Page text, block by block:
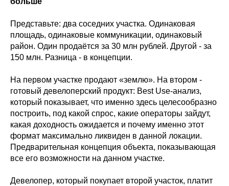
Представьте: два соседних участка. Одинаковая
площадь, одинаковые коммуникации, одинаковый
район. Один продаётся за 30 млн рублей. Другой - за
150 млн. Разница - в концепции.
На первом участке продают «землю». На втором -
готовый девелоперский продукт: Best Use-анализ,
который показывает, что именно здесь целесообразно
построить, под какой спрос, какие операторы зайдут,
какая доходность ожидается и почему именно этот
формат максимально ликвиден в данной локации.
Предварительная концепция объекта, показывающая
все его возможности на данном участке.
Девелопер, который покупает второй участок, платит